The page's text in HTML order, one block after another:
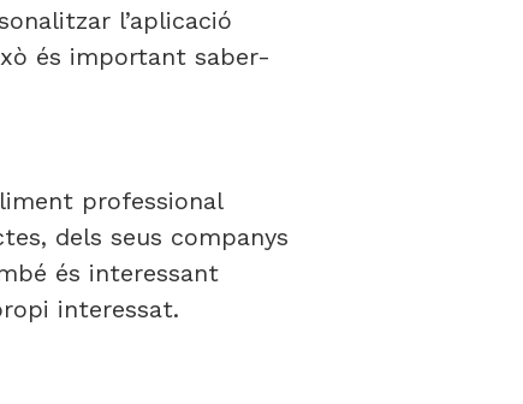
l’aplicació
és important saber-
professional
dels seus companys
és interessant
interessat.